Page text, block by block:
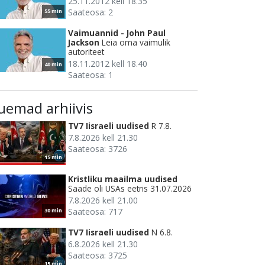
55 min
Saateosa: 2
40 min
Vaimuannid - John Paul
Jackson Leia oma vaimulik
autoriteet
18.11.2012 kell 18.40
Saateosa: 1
arhiivis
15 min
TV7 Iisraeli uudised R 7.8.
7.8.2026 kell 21.30
Saateosa: 3726
30 min
Kristliku maailma uudised
Saade oli USAs eetris 31.07.2026
7.8.2026 kell 21.00
Saateosa: 717
TV7 Iisraeli uudised N 6.8.
6.8.2026 kell 21.30
Saateosa: 3725